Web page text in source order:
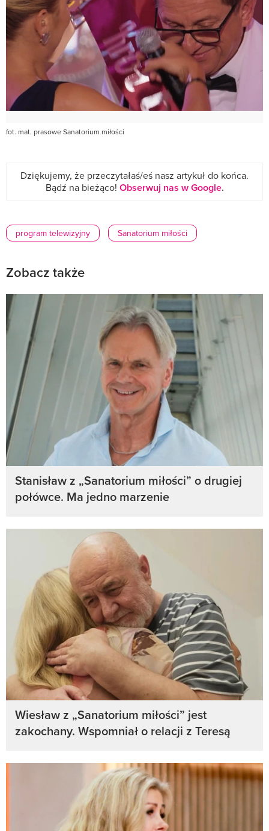
fot. mat. prasowe Sanatorium miłości
Dziękujemy, że przeczytałaś/eś nasz artykuł do końca.
Bądź na bieżąco! Obserwuj nas w Google.
program telewizyjny Sanatorium miłości
Zobacz także
Stanisław z „Sanatorium miłości” o drugiej
połówce. Ma jedno marzenie
Wiesław z „Sanatorium miłości” jest
zakochany. Wspomniał o relacji z Teresą